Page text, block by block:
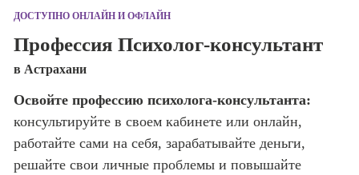
Школа дизайна
программирования
Школа психологии
поисковой
продвижение
сайтов)
Профессия
Интернет-
ДОСТУПНО ОНЛАЙН И ОФЛАЙН
Профессия Психолог-консультант
в Астрахани
Освойте профессию психолога-консультанта:
консультируйте в своем кабинете или онлайн,
работайте сами на себя, зарабатывайте деньги,
решайте свои личные проблемы и повышайте